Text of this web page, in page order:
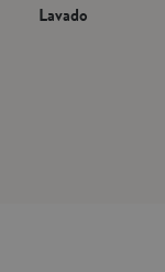
Lavado